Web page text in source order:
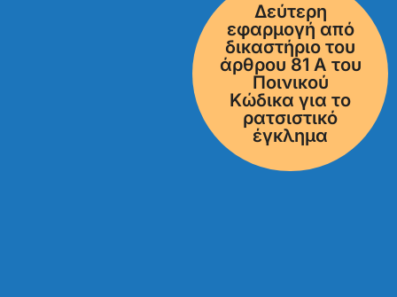
Δεύτερη
εφαρμογή από
δικαστήριο του
άρθρου 81 Α του
Ποινικού
Κώδικα για το
ρατσιστικό
έγκλημα